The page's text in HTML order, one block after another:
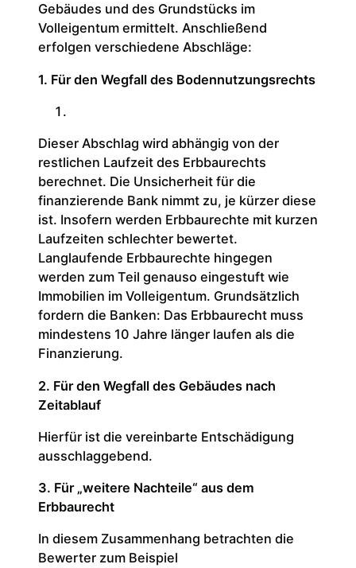
Gebäudes und des Grundstücks im
Volleigentum ermittelt. Anschließend
erfolgen verschiedene Abschläge:
1. Für den Wegfall des Bodennutzungsrechts
Dieser Abschlag wird abhängig von der
restlichen Laufzeit des Erbbaurechts
berechnet. Die Unsicherheit für die
finanzierende Bank nimmt zu, je kürzer diese
ist. Insofern werden Erbbaurechte mit kurzen
Laufzeiten schlechter bewertet.
Langlaufende Erbbaurechte hingegen
werden zum Teil genauso eingestuft wie
Immobilien im Volleigentum. Grundsätzlich
fordern die Banken: Das Erbbaurecht muss
mindestens 10 Jahre länger laufen als die
Finanzierung.
2. Für den Wegfall des Gebäudes nach
Zeitablauf
Hierfür ist die vereinbarte Entschädigung
ausschlaggebend.
3. Für „weitere Nachteile“ aus dem
Erbbaurecht
In diesem Zusammenhang betrachten die
Bewerter zum Beispiel